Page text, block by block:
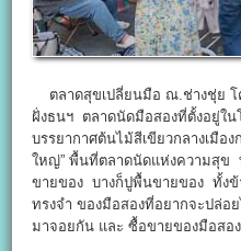
ตลาดสุขเปลี่ยนมือ ณ.ช่างชุ่ย โ
ฝั่งธนฯ ตลาดนัดมือสองที่ตั้งอยู่ใน
บรรยากาศต้นไม้สีเขียวกลางเมือง
ใหญ่” พื้นที่ตลาดนัดแห่งความสุข
ขายของ บางก็ปูพื้นขายของ ทั้งข้
ทรงจำ ของมือสองที่อยากจะปล่
มาจอยกัน และ ซื้อขายของมือสอ